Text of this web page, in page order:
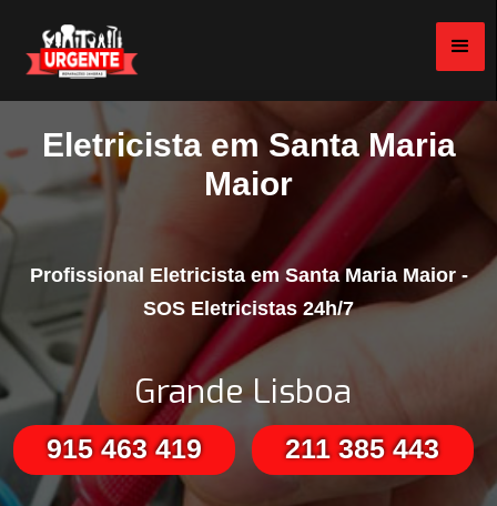
Eletricista em Santa Maria
Maior
Profissional Eletricista em Santa Maria Maior -
SOS Eletricistas 24h/7
Grande Lisboa
915 463 419 211 385 443